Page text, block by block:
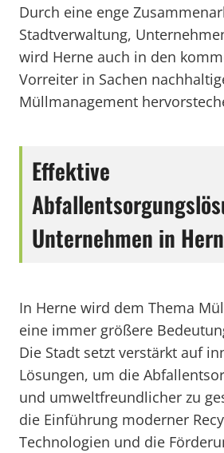
Durch eine enge
Stadtverwaltung,
wird Herne auch in den
Vorreiter in Sachen
Müllmanagement
Effektive
Unternehmen in
In Herne wird dem Thema
eine immer größere
Die Stadt setzt verstärkt auf
Lösungen, um die
und umweltfreundlicher zu
die Einführung moderner
Technologien und die